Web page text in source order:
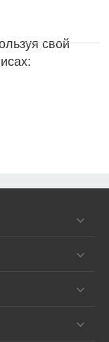
свой